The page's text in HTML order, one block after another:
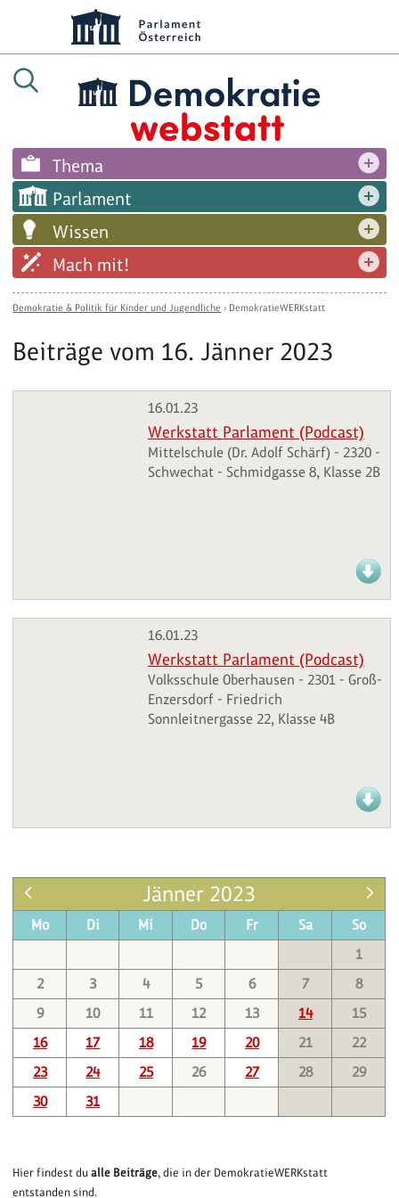
Thema
Parlament
Wissen
Mach mit!
Demokratie & Politik für Kinder und Jugendliche › DemokratieWERKstatt
Beiträge vom 16. Jänner 2023
16.01.23
Werkstatt Parlament (Podcast)
Mittelschule (Dr. Adolf Schärf) - 2320 -
Schwechat - Schmidgasse 8, Klasse 2B
16.01.23
Werkstatt Parlament (Podcast)
Volksschule Oberhausen - 2301 - Groß-
Enzersdorf - Friedrich
Sonnleitnergasse 22, Klasse 4B
Jänner 2023
Mo Di Mi Do Fr Sa
So
1
2
3 4 5 6 7
8
9
10 11 12 13 14
15
16
17 18 19 20 21
22
23
24 25 26 27 28
29
30
31
Hier findest dualle Beiträge, die in der DemokratieWERKstatt
entstanden sind.